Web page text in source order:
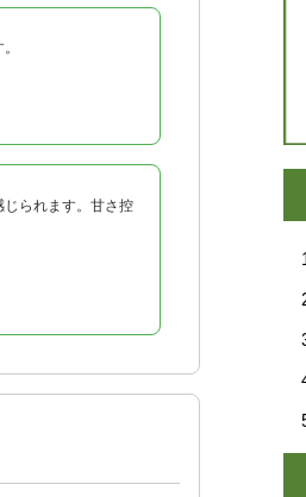
られます。甘さ控